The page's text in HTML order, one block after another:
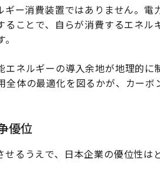
ギー消費装置ではありません。
ことで、自らが消費するエネル
エネルギーの導入余地が地理的
全体の最適化を図るかが、カー
優位
るうえで、日本企業の優位性は